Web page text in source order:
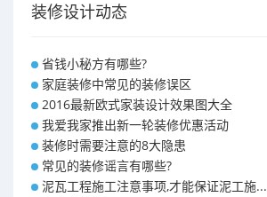
装修设计动态
省钱小秘方有哪些?
家庭装修中常见的装修误区
2016最新欧式家装设计效果图大全
我爱我家推出新一轮装修优惠活动
装修时需要注意的8大隐患
常见的装修谣言有哪些?
泥瓦工程施工注意事项,才能保证泥工施...